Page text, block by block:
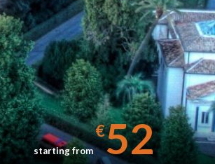
starting from
€52